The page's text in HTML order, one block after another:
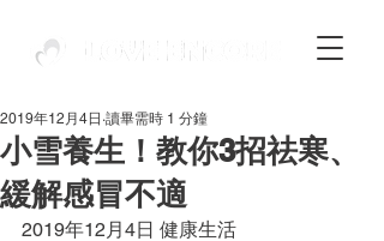
小雪養生！教你3招祛寒、
緩解感冒不適
2019年12月4日 讀畢需時 1 分鐘
2019年12月4日 健康生活